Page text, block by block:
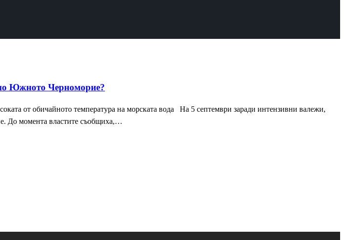
Южното Черноморие?
от обичайното температура на морската вода На 5 септември заради интензивни валежи,
До момента властите съобщиха,…